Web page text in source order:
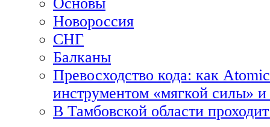
Новороссия
СНГ
Балканы
Превосходство кода: как
инструментом «мягкой силы» и
В Тамбовской области